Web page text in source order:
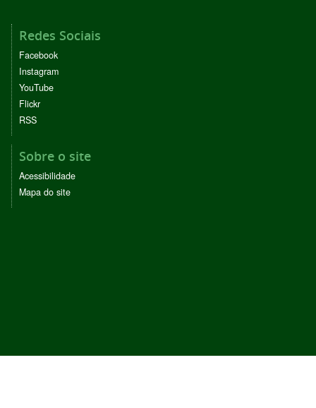
Redes Sociais
Facebook
Instagram
YouTube
Flickr
RSS
Sobre o site
Acessibilidade
Mapa do site